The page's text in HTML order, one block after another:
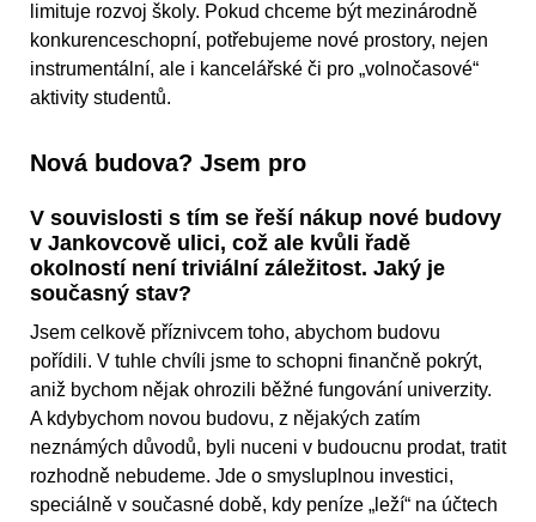
limituje rozvoj školy. Pokud chceme být mezinárodně
konkurenceschopní, potřebujeme nové prostory, nejen
instrumentální, ale i kancelářské či pro „volnočasové“
aktivity studentů.
Nová budova? Jsem pro
V souvislosti s tím se řeší nákup nové budovy
v Jankovcově ulici, což ale kvůli řadě
okolností není triviální záležitost. Jaký je
současný stav?
Jsem celkově příznivcem toho, abychom budovu
pořídili. V tuhle chvíli jsme to schopni finančně pokrýt,
aniž bychom nějak ohrozili běžné fungování univerzity.
A kdybychom novou budovu, z nějakých zatím
neznámých důvodů, byli nuceni v budoucnu prodat, tratit
rozhodně nebudeme. Jde o smysluplnou investici,
speciálně v současné době, kdy peníze „leží“ na účtech